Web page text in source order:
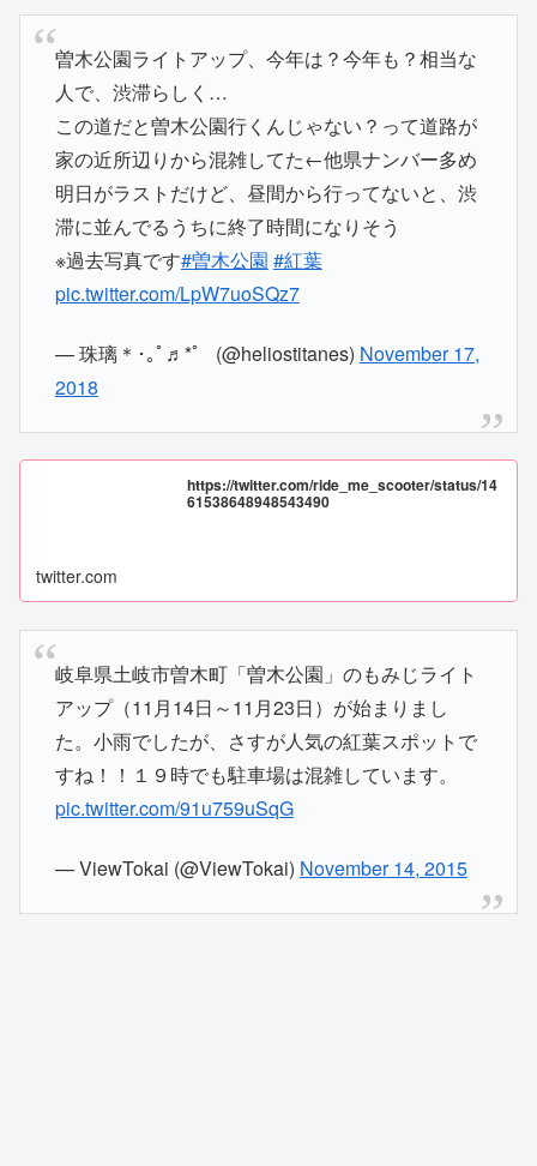
曽木公園ライトアップ、今年は？今年も？相当な
人で、渋滞らしく…
この道だと曽木公園行くんじゃない？って道路が
家の近所辺りから混雑してた←他県ナンバー多め
明日がラストだけど、昼間から行ってないと、渋
滞に並んでるうちに終了時間になりそう
※過去写真です#曽木公園 #紅葉
pic.twitter.com/LpW7uoSQz7
— 珠璃＊･｡ﾟ♬*゜ (@heliostitanes) November 17,
2018
https://twitter.com/ride_me_scooter/status/14
61538648948543490
twitter.com
岐阜県土岐市曽木町「曽木公園」のもみじライト
アップ（11月14日～11月23日）が始まりまし
た。小雨でしたが、さすが人気の紅葉スポットで
すね！！１９時でも駐車場は混雑しています。
pic.twitter.com/91u759uSqG
— ViewTokai (@ViewTokai) November 14, 2015